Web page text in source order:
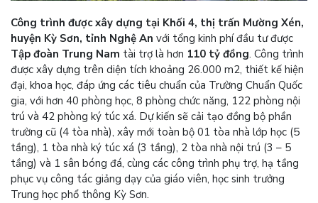
Công trình được xây dựng tại Khối 4, thị trấn Mường Xén,
huyện Kỳ Sơn, tỉnh Nghệ An với tổng kinh phí đầu tư được
Tập đoàn Trung Nam tài trợ là hơn 110 tỷ đồng. Công trình
được xây dựng trên diện tích khoảng 26.000 m2, thiết kế hiện
đại, khoa học, đáp ứng các tiêu chuẩn của Trường Chuẩn Quốc
gia, với hơn 40 phòng học, 8 phòng chức năng, 122 phòng nội
trú và 42 phòng ký túc xá. Dự kiến sẽ cải tạo đồng bộ phần
trường cũ (4 tòa nhà), xây mới toàn bộ 01 tòa nhà lớp học (5
tầng), 1 tòa nhà ký túc xá (3 tầng), 2 tòa nhà nội trú (3 – 5
tầng) và 1 sân bóng đá, cùng các công trình phụ trợ, hạ tầng
phục vụ công tác giảng dạy của giáo viên, học sinh trưởng
Trung học phổ thông Kỳ Sơn.